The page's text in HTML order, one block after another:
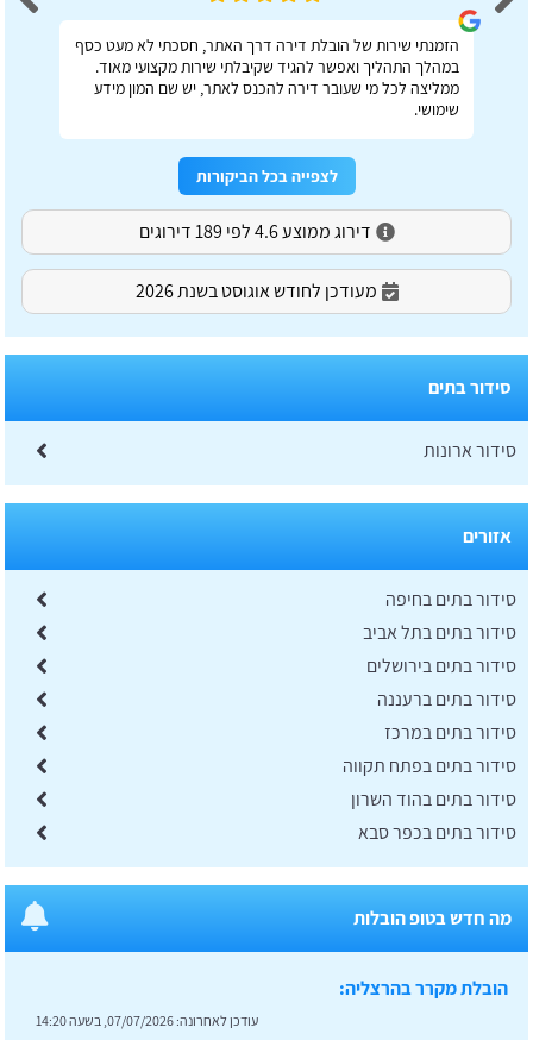
הזמנתי שירות של הובלת דירה דרך האתר, חסכתי לא מעט כסף
במהלך התהליך ואפשר להגיד שקיבלתי שירות מקצועי מאוד.
ממליצה לכל מי שעובר דירה להכנס לאתר, יש שם המון מידע
שימושי.
לצפייה בכל הביקורות
דירוג ממוצע 4.6 לפי 189 דירוגים
מעודכן לחודש אוגוסט בשנת 2026
סידור בתים
סידור ארונות
אזורים
סידור בתים בחיפה
סידור בתים בתל אביב
סידור בתים בירושלים
סידור בתים ברעננה
סידור בתים במרכז
סידור בתים בפתח תקווה
סידור בתים בהוד השרון
סידור בתים בכפר סבא
מה חדש בטופ הובלות
הובלת מקרר בהרצליה: